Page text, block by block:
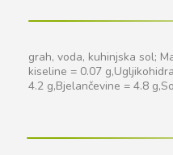
grah, voda, kuhinjska sol;
kiseline = 0.07
4.2 g,Bjelančevine = 4.8